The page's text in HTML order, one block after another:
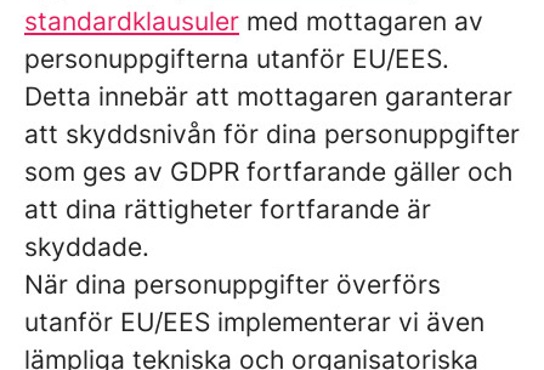
standardklausuler med mottagaren av
personuppgifterna utanför EU/EES.
Detta innebär att mottagaren garanterar
att skyddsnivån för dina personuppgifter
som ges av GDPR fortfarande gäller och
att dina rättigheter fortfarande är
skyddade.
När dina personuppgifter överförs
utanför EU/EES implementerar vi även
lämpliga tekniska och organisatoriska